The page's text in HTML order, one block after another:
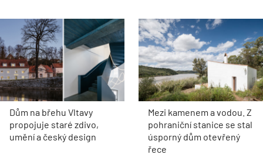
Dům na břehu Vltavy
propojuje staré zdivo,
umění a český design
Mezi kamenem a vodou. Z
pohraniční stanice se stal
úsporný dům otevřený
řece